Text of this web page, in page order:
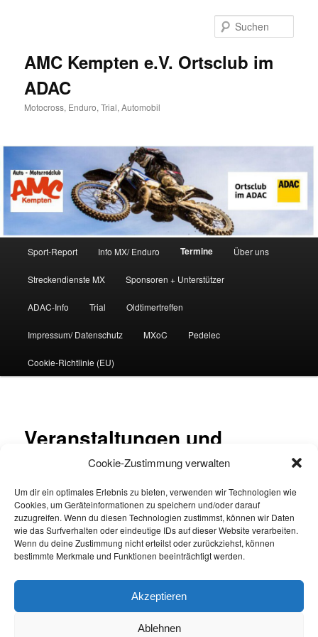
Cookie-Zustimmung verwalten
Um dir ein optimales Erlebnis zu bieten, verwenden wir Technologien wie
Cookies, um Geräteinformationen zu speichern und/oder darauf
zuzugreifen. Wenn du diesen Technologien zustimmst, können wir Daten
wie das Surfverhalten oder eindeutige IDs auf dieser Website verarbeiten.
Wenn du deine Zustimmung nicht erteilst oder zurückziehst, können
bestimmte Merkmale und Funktionen beeinträchtigt werden.
Akzeptieren
Ablehnen
AMC Kempten e.V. Ortsclub im
ADAC
Motocross, Enduro, Trial, Automobil
Sport-Report Info MX/ Enduro Termine Über uns
Streckendienste MX Sponsoren + Unterstützer
ADAC-Info Trial Oldtimertreffen
Impressum/ Datenschutz MXoC Pedelec
Cookie-Richtlinie (EU)
Veranstaltungen und
Termine
ANSTEHENDE TERMINE:
Termin Informationen:
22